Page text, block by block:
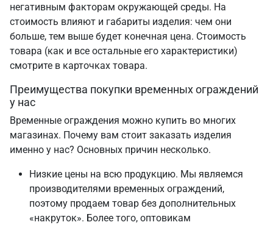
негативным факторам окружающей среды. На
стоимость влияют и габариты изделия: чем они
больше, тем выше будет конечная цена. Стоимость
товара (как и все остальные его характеристики)
смотрите в карточках товара.
Преимущества покупки временных ограждений
у нас
Временные ограждения можно купить во многих
магазинах. Почему вам стоит заказать изделия
именно у нас? Основных причин несколько.
Низкие цены на всю продукцию. Мы являемся
производителями временных ограждений,
поэтому продаем товар без дополнительных
«накруток». Более того, оптовикам